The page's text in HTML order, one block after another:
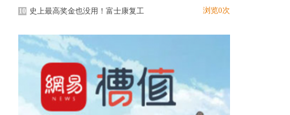
10 史上最高奖金也没用！富士康复工 浏览0次